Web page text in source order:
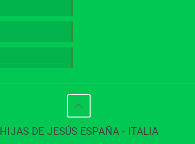
HIJAS DE JESÚS ESPAÑA - ITALIA